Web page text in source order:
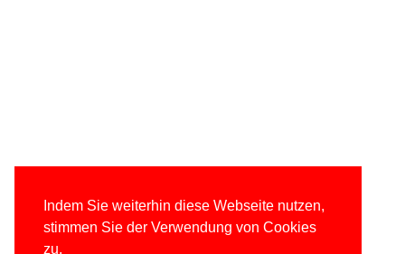
Indem Sie weiterhin diese Webseite nutzen,
stimmen Sie der Verwendung von Cookies
zu.